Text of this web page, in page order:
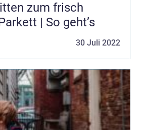
zum frisch
| So geht’s
30 Juli 2022